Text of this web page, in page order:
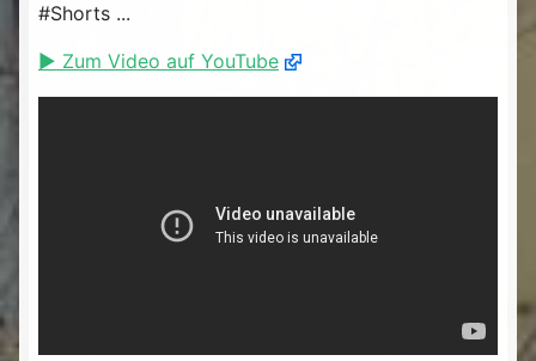
#Shorts ...
▶ Zum Video auf YouTube